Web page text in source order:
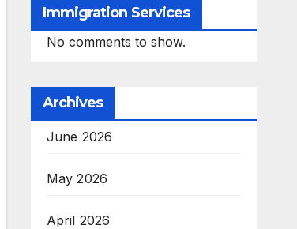
Immigration Services
No comments to show.
Archives
June 2026
May 2026
April 2026